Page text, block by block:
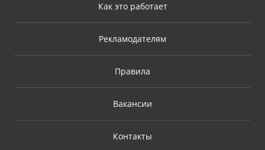
Как это работает
Рекламодателям
Правила
Вакансии
Контакты